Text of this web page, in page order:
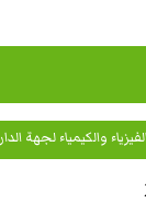
والكيمياء لجهة الدار